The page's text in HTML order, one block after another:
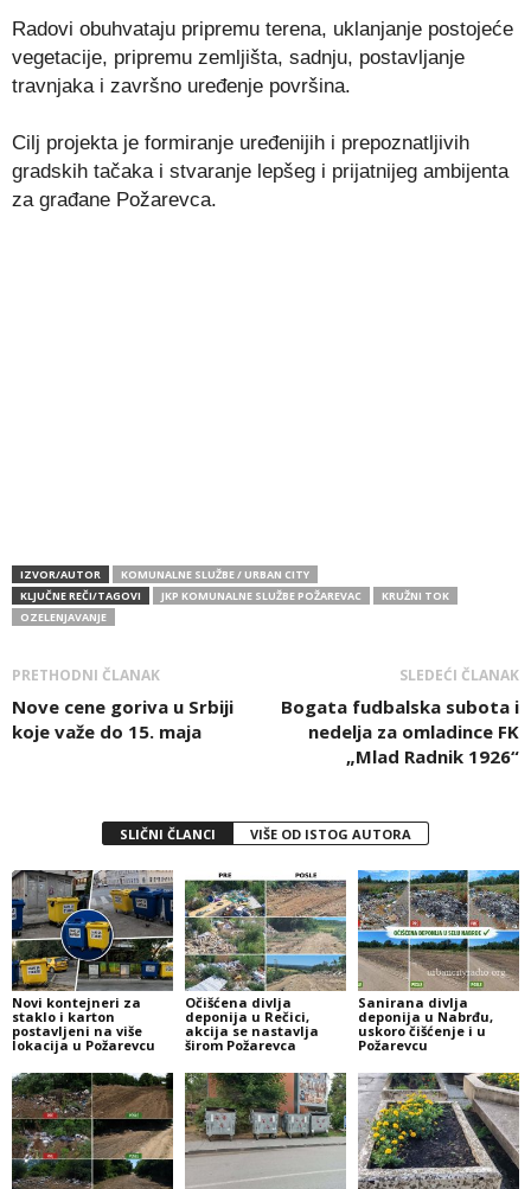
Radovi obuhvataju pripremu terena, uklanjanje postojeće
vegetacije, pripremu zemljišta, sadnju, postavljanje
travnjaka i završno uređenje površina.
Cilj projekta je formiranje uređenijih i prepoznatljivih
gradskih tačaka i stvaranje lepšeg i prijatnijeg ambijenta
za građane Požarevca.
IZVOR/AUTOR
KOMUNALNE SLUŽBE / URBAN CITY
KLJUČNE REČI/TAGOVI
JKP KOMUNALNE SLUŽBE POŽAREVAC
KRUŽNI TOK
OZELENJAVANJE
PRETHODNI ČLANAK
Nove cene goriva u Srbiji
koje važe do 15. maja
SLEDEĆI ČLANAK
Bogata fudbalska subota i
nedelja za omladince FK
„Mlad Radnik 1926“
SLIČNI ČLANCI VIŠE OD ISTOG AUTORA
Novi kontejneri za
staklo i karton
postavljeni na više
lokacija u Požarevcu
Očišćena divlja
deponija u Rečici,
akcija se nastavlja
širom Požarevca
Sanirana divlja
deponija u Nabrđu,
uskoro čišćenje i u
Požarevcu